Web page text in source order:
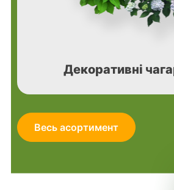
Декоративні
Весь асортимент